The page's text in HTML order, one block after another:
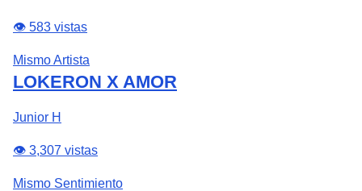
👁️ 583 vistas
Mismo Artista
LOKERON X AMOR
Junior H
👁️ 3,307 vistas
Mismo Sentimiento